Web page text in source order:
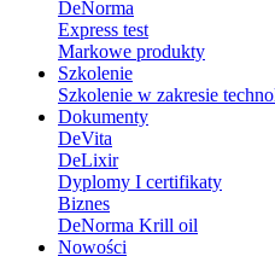
DeNorma
Express test
Markowe produkty
Szkolenie
Szkolenie w zakresie
Dokumenty
DeVita
DeLixir
Dyplomy I certifikaty
Biznes
DeNorma Krill oil
Nowości